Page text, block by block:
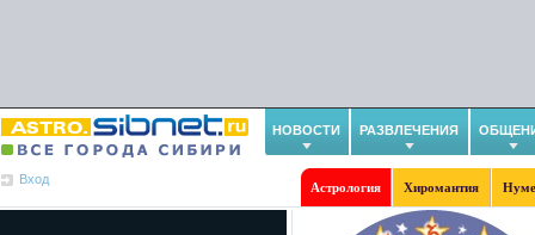
НОВОСТИ РАЗВЛЕЧЕНИЯ
Вход
Астрология Хиромантия